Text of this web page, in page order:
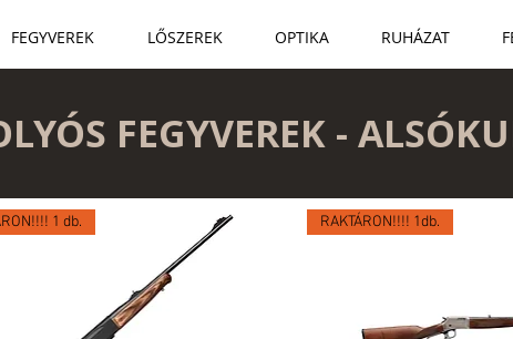
FEGYVEREK LŐSZEREK OPTIKA RUHÁZAT
FEGYVEREK -
1 db. RAKTÁRON!!!! 1db.